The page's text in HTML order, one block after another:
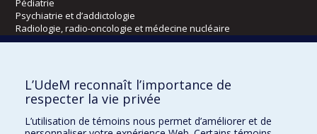
Pédiatrie
Psychiatrie et d’addictologie
Radiologie, radio-oncologie et médecine nucléaire
Kinésiologie et des sciences de l’activité physique
Orthophonie et audiologie
Réadaptation
L’UdeM reconnaît l’importance de
respecter la vie privée
L’utilisation de témoins nous permet d’améliorer et de